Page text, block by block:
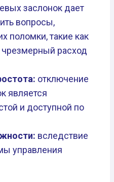
заслонок дает
вопросы,
поломки, такие как
расход
отключение
является
и доступной по
вследствие
управления